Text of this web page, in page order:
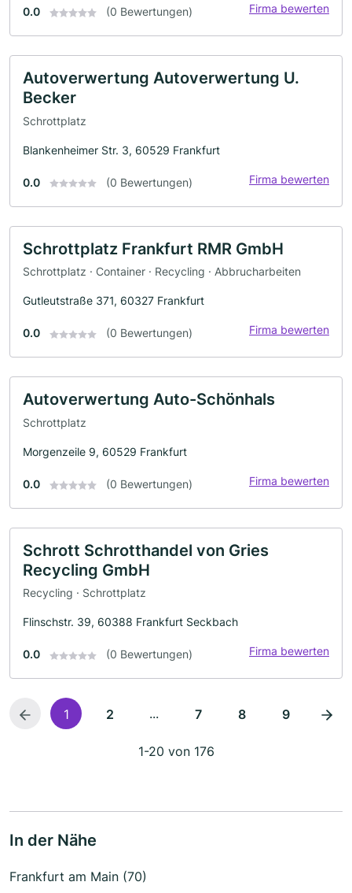
0.0 (0 Bewertungen) Firma bewerten
Autoverwertung Autoverwertung U.
Becker
Schrottplatz
Blankenheimer Str. 3, 60529 Frankfurt
0.0 (0 Bewertungen) Firma bewerten
Schrottplatz Frankfurt RMR GmbH
Schrottplatz · Container · Recycling · Abbrucharbeiten
Gutleutstraße 371, 60327 Frankfurt
0.0 (0 Bewertungen) Firma bewerten
Autoverwertung Auto-Schönhals
Schrottplatz
Morgenzeile 9, 60529 Frankfurt
0.0 (0 Bewertungen) Firma bewerten
Schrott Schrotthandel von Gries
Recycling GmbH
Recycling · Schrottplatz
Flinschstr. 39, 60388 Frankfurt Seckbach
0.0 (0 Bewertungen) Firma bewerten
1 2 ... 7 8 9
1-20 von 176
In der Nähe
Frankfurt am Main (70)